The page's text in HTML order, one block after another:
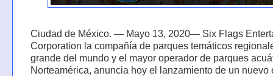
Ciudad de México. — Mayo 13, 2020— Six Flags
Corporation la compañía de parques temáticos
grande del mundo y el mayor operador de parques
Norteamérica, anuncia hoy el lanzamiento de un nuevo